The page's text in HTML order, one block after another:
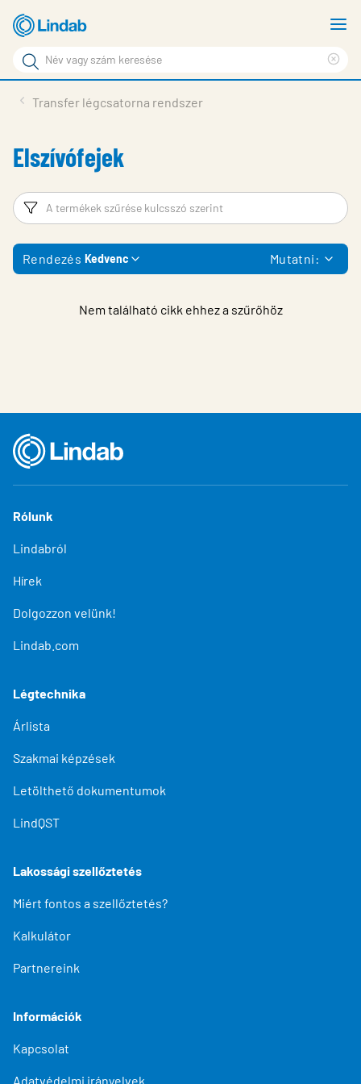
tartalomhoz
Keresési
kifejezés
Oldalak
keresése
Támogatás
Lindabról
Fenntarthatóság
Kapcsolat
Transfer légcsatorna rendszer
Elszívófejek
Szűrő
Rendezés Kedvenc Mutatni:
Nem található cikk ehhez a szűrőhöz
Rólunk
Lindabról
Hírek
Dolgozzon velünk!
Lindab.com
Légtechnika
Árlista
Szakmai képzések
Letölthető dokumentumok
LindQST
Lakossági szellőztetés
Miért fontos a szellőztetés?
Kalkulátor
Partnereink
Információk
Kapcsolat
Adatvédelmi irányelvek